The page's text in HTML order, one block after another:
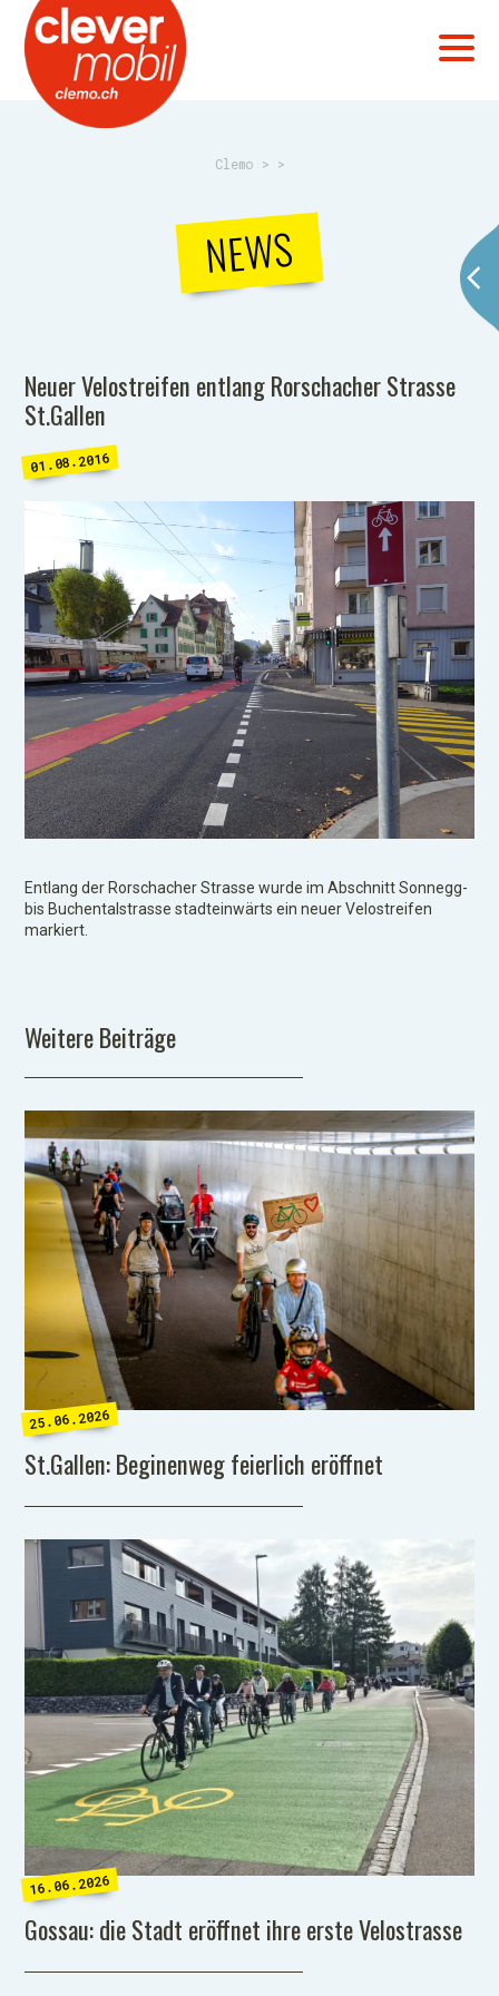
Clemo > >
NEWS
Neuer Velostreifen entlang Rorschacher Strasse
St.Gallen
01.08.2016
Entlang der Rorschacher Strasse wurde im Abschnitt Sonnegg-
bis Buchentalstrasse stadteinwärts ein neuer Velostreifen
markiert.
Weitere Beiträge
25.06.2026
St.Gallen: Beginenweg feierlich eröffnet
16.06.2026
Gossau: die Stadt eröffnet ihre erste Velostrasse